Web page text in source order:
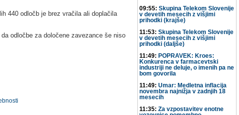
440 odločb je brez vračila ali doplačila
odločbe za določene zavezance še niso
09:55: Skupina Telekom Slovenije
v devetih mesecih z višjimi
prihodki (krajše)
11:53: Skupina Telekom Slovenije
v devetih mesecih z višjimi
prihodki (daljše)
11:49: POPRAVEK: Kroes:
Konkurenca v farmacevtski
industriji ne deluje, o imenih pa ne
bom govorila
11:49: Umar: Medletna inflacija
novembra najnižja v zadnjih 18
mesecih
11:35: Za vzpostavitev enotne